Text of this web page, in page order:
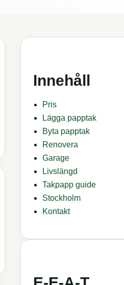
Innehåll
Pris
Lägga papptak
Byta papptak
Renovera
Garage
Livslängd
Takpapp guide
Stockholm
Kontakt